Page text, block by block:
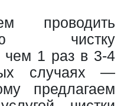
проводить
чистку
чем 1 раз в 3-4
случаях —
предлагаем